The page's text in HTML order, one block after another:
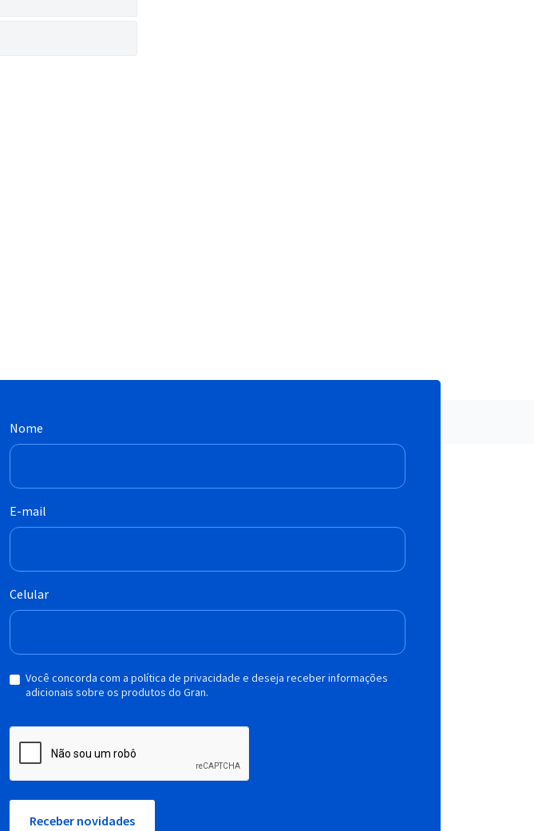
Nome
E-mail
Celular
Você concorda com a política de privacidade e deseja receber informações
adicionais sobre os produtos do Gran.
Receber novidades